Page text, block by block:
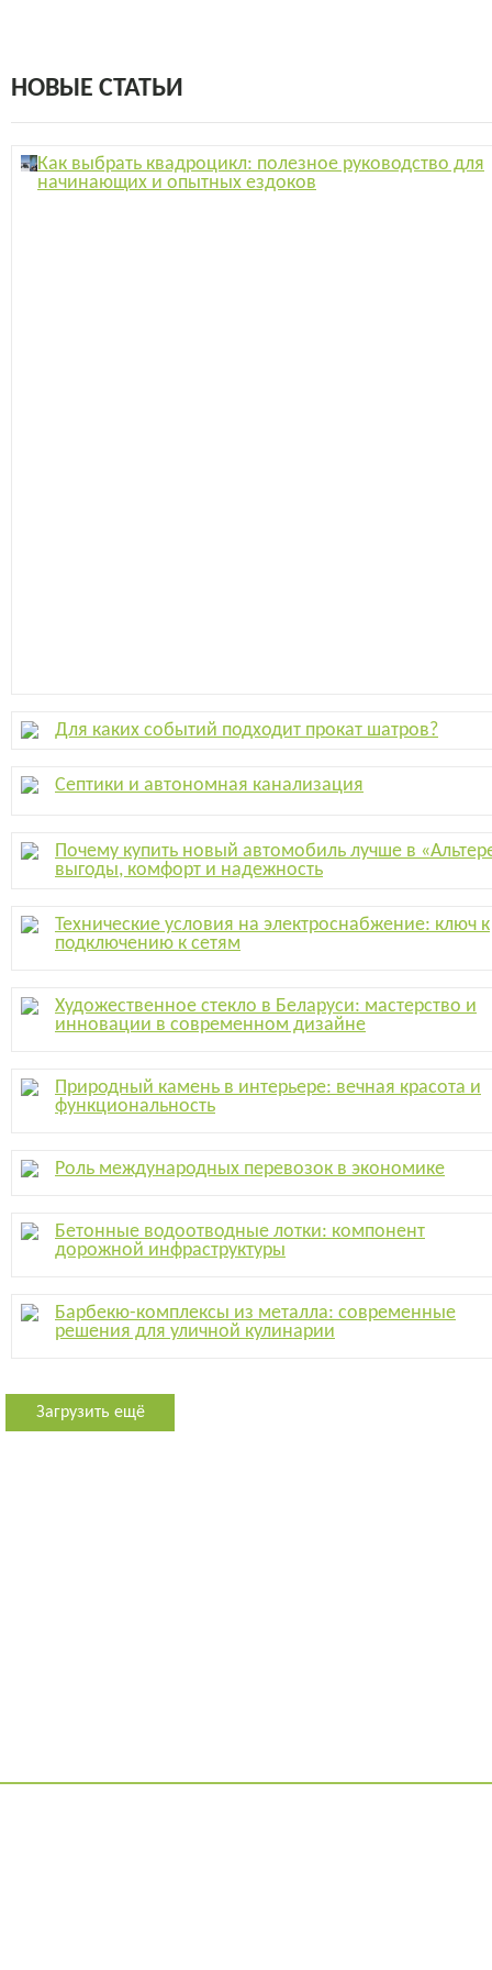
НОВЫЕ СТАТЬИ
Как выбрать квадроцикл: полезное руководство для
начинающих и опытных ездоков
Для каких событий подходит прокат шатров?
Септики и автономная канализация
Почему купить новый автомобиль лучше в
выгоды, комфорт и надежность
Технические условия на электроснабжение: ключ к
подключению к сетям
Художественное стекло в Беларуси: мастерство и
инновации в современном дизайне
Природный камень в интерьере: вечная красота и
функциональность
Роль международных перевозок в экономике
Бетонные водоотводные лотки: компонент
дорожной инфраструктуры
Барбекю-комплексы из металла: современные
решения для уличной кулинарии
Загрузить ещё